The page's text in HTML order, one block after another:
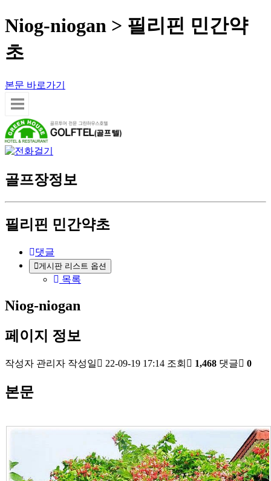
Niog-niogan > 필리핀 민간약
초
본문 바로가기
골프장정보
필리핀 민간약초
댓글
게시판 리스트 옵션
목록
Niog-niogan
페이지 정보
작성자 관리자 작성일 22-09-19 17:14 조회 1,468 댓글 0
본문